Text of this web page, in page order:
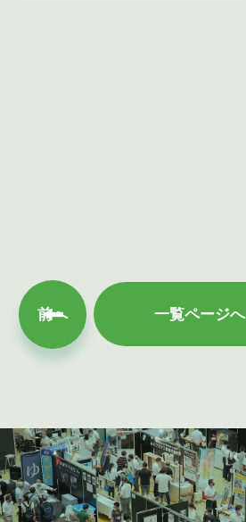
前へ 一覧ページへ
次へ